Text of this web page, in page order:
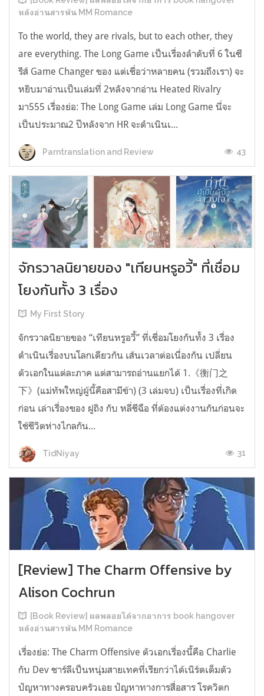
หลังอ่านสารพัน MM Romance
To the world, they are rivals, but to each other, they
are everything. The Long Game เป็นเรื่องลำดับที่ 6 ในซี
รีส์ Game Changer ของ แต่เชื่อว่าหลายคน (รวมถึงเรา) จะ
หยิบมาอ่านเป็นเล่มที่ 2หลังจากอ่าน Heated Rivalry
มา555 เรื่องย่อ: The Long Game เล่ม Long Game นี่จะ
เป็นประมาณ2 ปีหลังจาก HR จะดำเนินเ...
Parntranslation and Review 43
จักรวาลนิยายของ "เทียนหรูอวี้" ที่เชื่อม
โยงกันทั้ง 3 เรื่อง
My First Story
จักรวาลนิยายของ “เทียนหรูอวี้” ที่เชื่อมโยงกันทั้ง 3 เรื่อง
ดำเนินเรื่องบนโลกเดียวกัน เส้นเวลาต่อเนื่องกัน เปลี่ยน
ตัวเอกในแต่ละภาค แต่สามารถอ่านแยกได้ 1.《衡门之
下》(แม่ทัพใหญ่ผู้นี้คือสามีข้า) (3 เล่มจบ) เป็นเรื่องที่เกิด
ก่อน เล่าเรื่องของ ฝูถิง กับ หลี่ชีฉือ ที่ต้องแต่งงานกันก่อนจะ
ใช้ชีวิตห่างไกลกัน...
TidNiyay 31
[Review] The Charm Offensive by
Alison Cochrun
[Book Review] ผลพลอยได้จากอาการ book hangover
หลังอ่านสารพัน MM Romance
เรื่องย่อ: The Charm Offensive ตัวเอกเรื่องนี้คือ Charlie
กับ Dev ชาร์ลีเป็นหนุ่มสายเทคที่เรียกว่าได้เนิร์ดเต็มตัว
ปัญหาทางครอบครัวเอย ปัญหาทางการสื่อสาร โรควิตก